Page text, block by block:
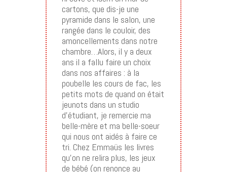
cartons, que dis-je une
pyramide dans le salon, une
rangée dans le couloir, des
amoncellements dans notre
chambre…Alors, il y a deux
ans il a fallu faire un choix
dans nos affaires : à la
poubelle les cours de fac, les
petits mots de quand on était
jeunots dans un studio
d’étudiant, je remercie ma
belle-mère et ma belle-soeur
qui nous ont aidés à faire ce
tri. Chez Emmaüs les livres
qu’on ne relira plus, les jeux
de bébé (on renonce au